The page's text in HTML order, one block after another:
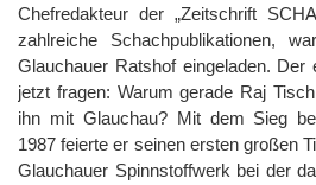
Chefredakteur der „Zeitschrift
zahlreiche Schachpublikationen,
Glauchauer Ratshof eingeladen.
jetzt fragen: Warum gerade Raj
ihn mit Glauchau? Mit dem Sieg
1987 feierte er seinen ersten großen
Glauchauer Spinnstoffwerk bei der